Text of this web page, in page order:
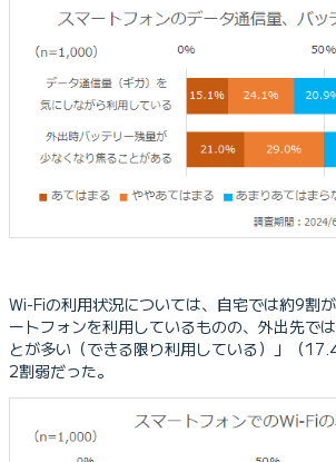
Wi-Fiの利用状況については、自宅では約9割
ートフォンを利用しているものの、外出先で
とが多い（できる限り利用している）」（
2割弱だった。